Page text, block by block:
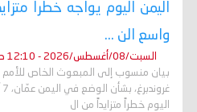
اليمن اليوم يواجه خطراً
واسع الن ...
السبت/08/أغسطس/2026 - 12:10 ص
بيان منسوب إلى المبعوث الخاص للأمم
اليوم خطراً متزايداً من ال